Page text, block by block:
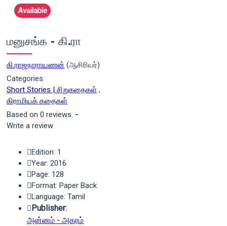
Available
மனுசங்க - கி.ரா
கி.ராஜநாராயணன் (ஆசிரியர்)
Categories:
Short Stories | சிறுகதைகள் ,
கிராமியக் கதைகள்
Based on 0 reviews. -
Write a review
Edition: 1
Year: 2016
Page: 128
Format: Paper Back
Language: Tamil
Publisher:
அன்னம் - அகரம்